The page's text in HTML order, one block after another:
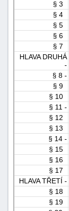
§ 3
§ 4
§ 5
§ 6
§ 7
HLAVA DRUHÁ
-
§ 8 -
§ 9
§ 10
§ 11 -
§ 12
§ 13
§ 14 -
§ 15
§ 16
§ 17
HLAVA TŘETÍ -
§ 18
§ 19